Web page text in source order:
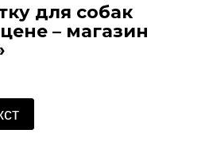
для собак
– магазин
- важная часть
и благополучии.
шерсти поможет в